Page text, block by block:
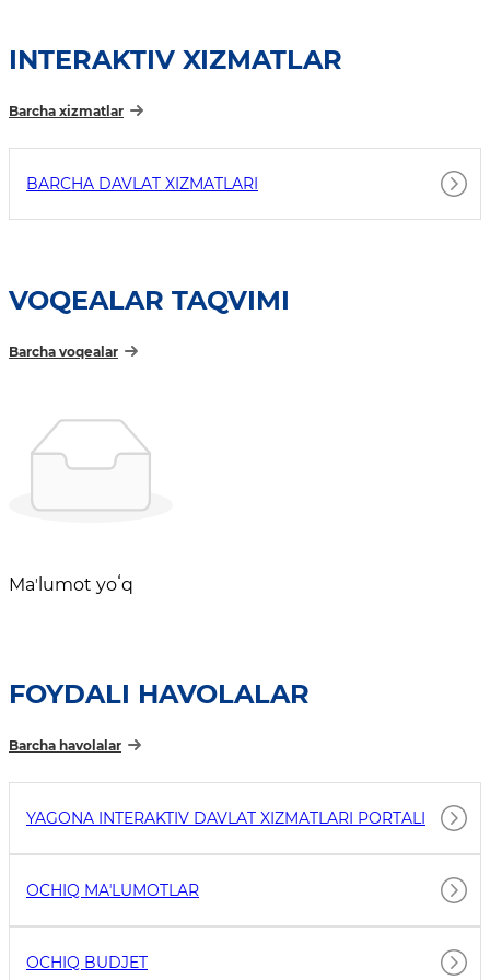
INTERAKTIV XIZMATLAR
Barcha xizmatlar
BARCHA DAVLAT XIZMATLARI
VOQEALAR TAQVIMI
Barcha voqealar
Maʼlumot yoʻq
FOYDALI HAVOLALAR
Barcha havolalar
YAGONA INTERAKTIV DAVLAT XIZMATLARI PORTALI
OCHIQ MAʼLUMOTLAR
OCHIQ BUDJET